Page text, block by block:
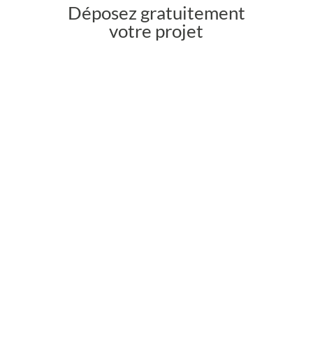
Déposez gratuitement
votre projet